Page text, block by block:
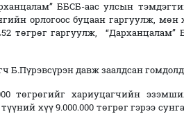
ББСБ-аас улсын
орлогоос буцаан гаргуулж, мөн
төгрөг гаргуулж, “Дарханцалам”
давж заалдсан
төгрөгийг хариуцагчийн
хүү 9.000.000 төгрөг гэрээ